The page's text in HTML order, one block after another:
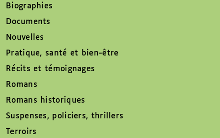
Biographies
Documents
Nouvelles
Pratique, santé et bien-être
Récits et témoignages
Romans
Romans historiques
Suspenses, policiers, thrillers
Terroirs